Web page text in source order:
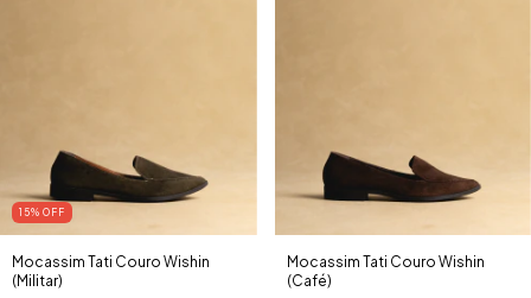
15% OFF
Mocassim Tati Couro Wishin
(Militar)
Mocassim Tati Couro Wishin
(Café)